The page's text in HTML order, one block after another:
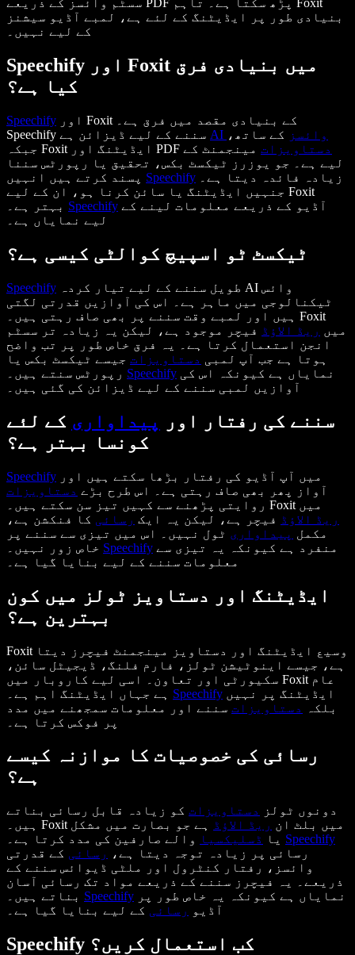
سسٹم وائسز کے ذریعے PDF پڑھ سکتا ہے۔ تاہم Foxit
بنیادی طور پر ایڈیٹنگ کے لئے ہے، لمبے آڈیو سیشنز
کے لیے نہیں۔
Speechify اور Foxit میں بنیادی فرق
کیا ہے؟
Speechify
AI وائسز
کے ساتھ،
جبکہ Foxit ایڈیٹنگ اور PDF
دستاویزات مینجمنٹ کے
لیے ہے۔ جو یوزرز ٹیکسٹ بکس، تحقیق یا رپورٹس سننا
Speechify
جنہیں ایڈیٹنگ یا سائن کرنا ہو، ان کے لیے Foxit
Speechify
لیے نمایاں ہے۔
ٹیکسٹ ٹو اسپیچ کوالٹی کیسی ہے؟
Speechify
ٹیکنالوجی میں ماہر ہے۔ اس کی آوازیں قدرتی لگتی
ہیں اور لمبے وقت سننے پر بھی صاف رہتی ہیں۔ Foxit
میں ریڈ الاؤڈ فیچر موجود ہے، لیکن یہ زیادہ تر سسٹم
انجن استعمال کرتا ہے۔ یہ فرق خاص طور پر تب واضح
ہوتا ہے جب آپ لمبی دستاویزات جیسے ٹیکسٹ بکس یا
Speechify
آوازیں لمبی سننے کے لیے ڈیزائن کی گئی ہیں۔
سننے کی رفتار اور پیداواری کے لئے
کونسا بہتر ہے؟
Speechify
آواز پھر بھی صاف رہتی ہے۔ اس طرح بڑے دستاویزات
روایتی پڑھنے سے کہیں تیز سن سکتے ہیں۔ Foxit میں
ریڈ الاؤڈ فیچر ہے، لیکن یہ ایک رسائی کا فنکشن ہے،
مکمل پیداواری ٹول نہیں۔ اس میں تیزی سے سننے پر
Speechify
معلومات سننے کے لیے بنایا گیا ہے۔
ایڈیٹنگ اور دستاویز ٹولز میں کون
بہترین ہے؟
Foxit وسیع ایڈیٹنگ اور دستاویز مینجمنٹ فیچرز دیتا
ہے، جیسے اینوٹیشن ٹولز، فارم فلنگ، ڈیجیٹل سائن،
سکیورٹی اور تعاون۔ اسی لیے کاروبار میں Foxit عام
Speechify
بلکہ
دستاویزات سننے اور معلومات سمجھنے میں مدد
پر فوکس کرتا ہے۔
رسائی کی خصوصیات کا موازنہ کیسے
ہے؟
دونوں ٹولز دستاویزات کو زیادہ قابل رسائی بناتے
ہیں۔ Foxit میں بلٹ ان ریڈ الاؤڈ
ہے جو بصارت میں مشکل
یا
ڈسلیکسیا
Speechify
رسائی پر زیادہ توجہ دیتا ہے،
رسائی کے قدرتی
وائسز، رفتار کنٹرول اور ملٹی ڈیوائس سننے کے
ذریعے۔ یہ فیچرز سننے کے ذریعے مواد تک رسائی آسان
Speechify
آڈیو رسائی کے لیے بنایا گیا ہے۔
Speechify کب استعمال کریں؟